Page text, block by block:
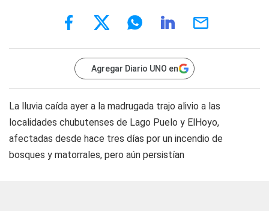
Agregar Diario UNO en
La lluvia caída ayer a la madrugada trajo alivio a las
localidades chubutenses de Lago Puelo y ElHoyo,
afectadas desde hace tres días por un incendio de
bosques y matorrales, pero aún persistían